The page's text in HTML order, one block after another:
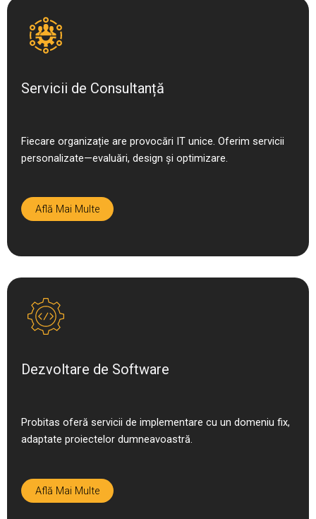
Servicii de Consultanță
Fiecare organizație are provocări IT unice. Oferim servicii
personalizate—evaluări, design și optimizare.
Află Mai Multe
Dezvoltare de Software
Probitas oferă servicii de implementare cu un domeniu fix,
adaptate proiectelor dumneavoastră.
Află Mai Multe